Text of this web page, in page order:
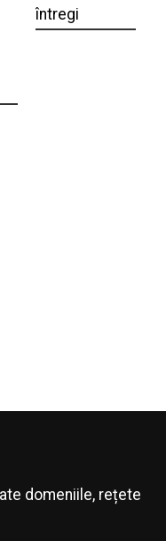
întregi
domeniile, rețete